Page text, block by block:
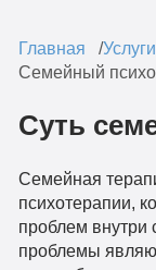
Главная Услуги
Семейный
Суть
Семейная
психотерапии,
проблем внутри
проблемы